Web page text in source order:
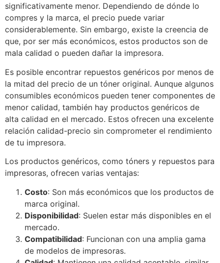
significativamente menor. Dependiendo de dónde lo
compres y la marca, el precio puede variar
considerablemente. Sin embargo, existe la creencia de
que, por ser más económicos, estos productos son de
mala calidad o pueden dañar la impresora.
Es posible encontrar repuestos genéricos por menos de
la mitad del precio de un tóner original. Aunque algunos
consumibles económicos pueden tener componentes de
menor calidad, también hay productos genéricos de
alta calidad en el mercado. Estos ofrecen una excelente
relación calidad-precio sin comprometer el rendimiento
de tu impresora.
Los productos genéricos, como tóners y repuestos para
impresoras, ofrecen varias ventajas:
Costo: Son más económicos que los productos de
marca original.
Disponibilidad: Suelen estar más disponibles en el
mercado.
Compatibilidad: Funcionan con una amplia gama
de modelos de impresoras.